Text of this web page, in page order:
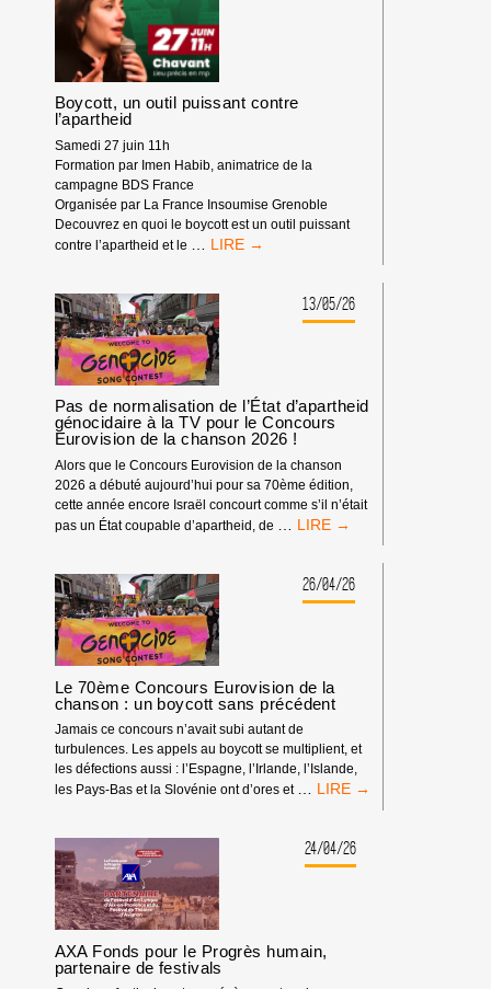
Boycott, un outil puissant contre
l’apartheid
Samedi 27 juin 11h
Formation par Imen Habib, animatrice de la
campagne BDS France
Organisée par La France Insoumise Grenoble
Decouvrez en quoi le boycott est un outil puissant
contre l’apartheid et le
BOYCOTT,
PUISSANT
CONTRE
L’APARTHEID
13/05/26
Pas de normalisation de l’État d’apartheid
génocidaire à la TV pour le Concours
Eurovision de la chanson 2026 !
Alors que le Concours Eurovision de la chanson
2026 a débuté aujourd’hui pour sa 70ème édition,
cette année encore Israël concourt comme s’il n’était
pas un État coupable d’apartheid, de
PAS
NORMALISATION
DE
L’ÉTAT
LA
TV
POUR
LE
CONCOURS
EUROVISION
DE
CHANSON
2026
26/04/26
Le 70ème Concours Eurovision de la
chanson : un boycott sans précédent
Jamais ce concours n’avait subi autant de
turbulences. Les appels au boycott se multiplient, et
les défections aussi : l’Espagne, l’Irlande, l’Islande,
les Pays-Bas et la Slovénie ont d’ores et
LE
EUROVISION
DE
UN
BOYCOTT
24/04/26
AXA Fonds pour le Progrès humain,
partenaire de festivals